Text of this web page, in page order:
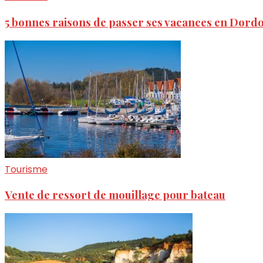
5 bonnes raisons de passer ses vacances en
Tourisme
Vente de ressort de mouillage pour bateau